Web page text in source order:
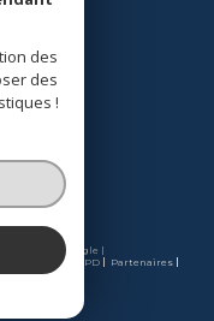
by Google |
Charte RGPD
Partenaires
des
des
!